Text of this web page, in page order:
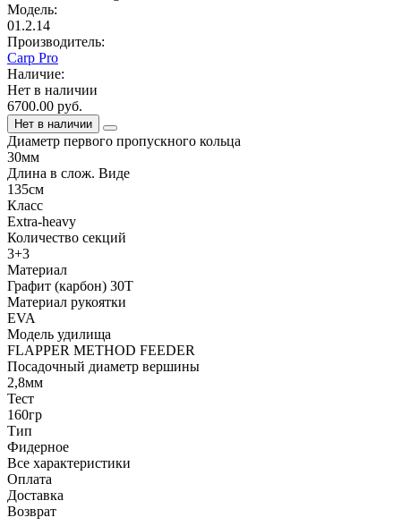
Модель:
01.2.14
Производитель:
Carp Pro
Наличие:
Нет в наличии
6700.00 руб.
Нет в наличии
Диаметр первого пропускного кольца
30мм
Длина в слож. Виде
135см
Класс
Extra-heavy
Количество секций
3+3
Материал
Графит (карбон) 30Т
Материал рукоятки
EVA
Модель удилища
FLAPPER METHOD FEEDER
Посадочный диаметр вершины
2,8мм
Тест
160гр
Тип
Фидерное
Все характеристики
Оплата
Доставка
Возврат